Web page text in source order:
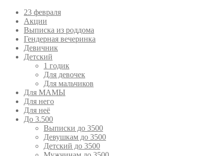
23 февраля
Акции
Выписка из роддома
Гендерная вечеринка
Девичник
Детский
1 годик
Для девочек
Для мальчиков
Для МАМЫ
Для него
Для неё
До 3.500
Выписки до 3500
Девушкам до 3500
Детский до 3500